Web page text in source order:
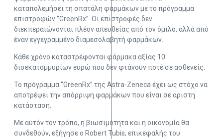
καταπολεμήσει τη σπατάλη φαρμάκων με το πρόγραμμα
επιστροφών “GreenRx”. Οι επιστροφές δεν
διεκπεραιώνονται πλέον απευθείας από τον όμιλο, αλλά από
έναν εγγεγραμμένο διαμεσολαβητή φαρμάκων.
Κάθε χρόνο καταστρέφονται φάρμακα αξίας 10
δισεκατομμυρίων ευρώ που δεν φτάνουν ποτέ σε ασθενείς.
Το πρόγραμμα “GreenRx” της Astra-Zeneca έχει ως στόχο να
αποτρέψει την απόρριψη φαρμάκων που είναι σε άριστη
κατάσταση.
Με αυτόν τον τρόπο, η βιωσιμότητα και η οικονομία θα
συνδεθούν, εξήγησε ο Robert Tubis, επικεφαλής του